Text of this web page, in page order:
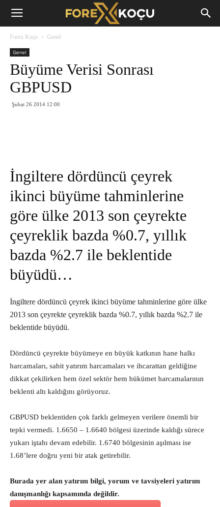
Forex
Forex Koçu Genel
Genel
Büyüme Verisi Sonrası
GBPUSD
Şubat 26 2014 12:00
İngiltere dördüncü çeyrek
ikinci büyüme tahminlerine
göre ülke 2013 son çeyrekte
çeyreklik bazda %0.7, yıllık
bazda %2.7 ile beklentide
büyüdü…
İngiltere dördüncü çeyrek ikinci büyüme tahminlerine göre ülke
2013 son çeyrekte çeyreklik bazda %0.7, yıllık bazda %2.7 ile
beklentide büyüdü.
Dördüncü çeyrekte büyümeye en büyük katkının hane halkı
harcamaları, sabit yatırım harcamaları ve ihcarattan geldiğine
dikkat çekilirken hem özel sektör hem hükümet harcamalarının
beklenti altı kaldığını görüyoruz.
GBPUSD beklentiden çok farklı gelmeyen verilere önemli bir
tepki vermedi. 1.6650 – 1.6640 bölgesi üzerinde kaldığı sürece
yukarı iştahı devam edebilir. 1.6740 bölgesinin aşılması ise
1.68’lere doğru yeni bir atak getirebilir.
Burada yer alan yatırım bilgi, yorum ve tavsiyeleri yatırım
danışmanlığı kapsamında değildir.